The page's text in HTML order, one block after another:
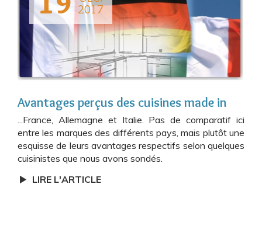
2017
Avantages perçus des cuisines made in
...France, Allemagne et Italie. Pas de comparatif ici
entre les marques des différents pays, mais plutôt une
esquisse de leurs avantages respectifs selon quelques
cuisinistes que nous avons sondés.
LIRE L'ARTICLE